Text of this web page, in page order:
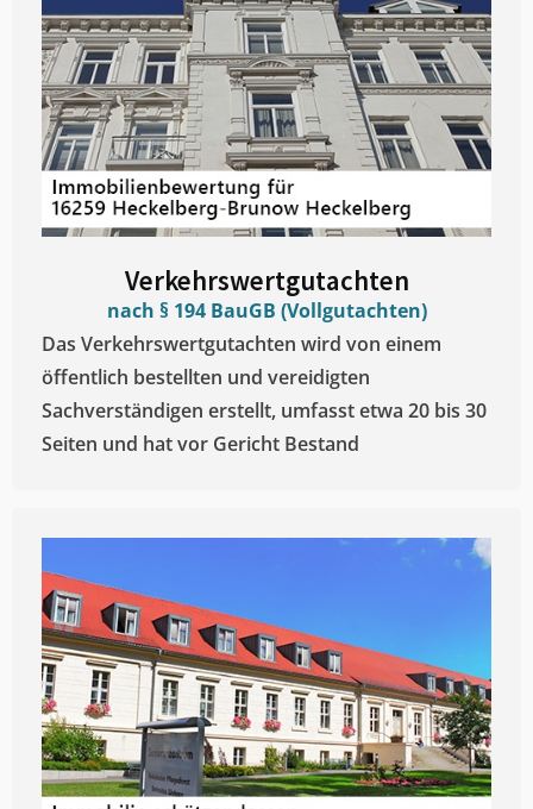
Verkehrswertgutachten
nach § 194 BauGB (Vollgutachten)
Das Verkehrswertgutachten wird von einem
öffentlich bestellten und vereidigten
Sachverständigen erstellt, umfasst etwa 20 bis 30
Seiten und hat vor Gericht Bestand